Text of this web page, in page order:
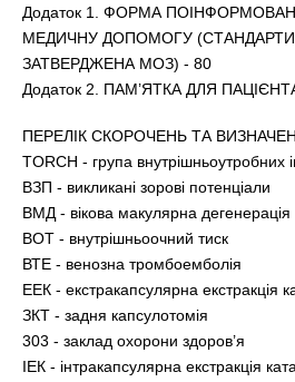
Додаток 1. ФОРМА
МЕДИЧНУ ДОПОМОГУ
ЗАТВЕРДЖЕНА МОЗ) - 80
Додаток 2. ПАМ’ЯТКА ДЛЯ
ПЕРЕЛІК СКОРОЧЕНЬ ТА
TORCH - група внутрішньоутробних
ВЗП - викликані зорові потенціали
ВМД - вікова макулярна дегенерація
ВОТ - внутрішньоочний тиск
ВТЕ - венозна тромбоемболія
ЕЕК - екстракапсулярна екстракція
ЗКТ - задня капсулотомія
303 - заклад охорони здоров’я
ІЕК - інтракапсулярна екстракція